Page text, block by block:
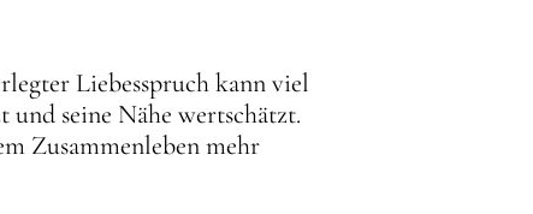
Liebesspruch kann viel
und seine Nähe wertschätzt.
Zusammenleben mehr